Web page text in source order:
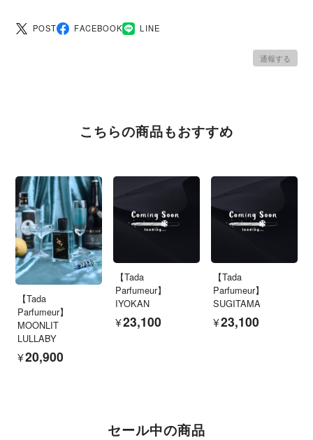
POST FACEBOOK LINE
通報する
こちらの商品もおすすめ
【Tada
Parfumeur】
MOONLIT
LULLABY
¥20,900
【Tada
Parfumeur】
IYOKAN
¥23,100
【Tada
Parfumeur】
SUGITAMA
¥23,100
セール中の商品